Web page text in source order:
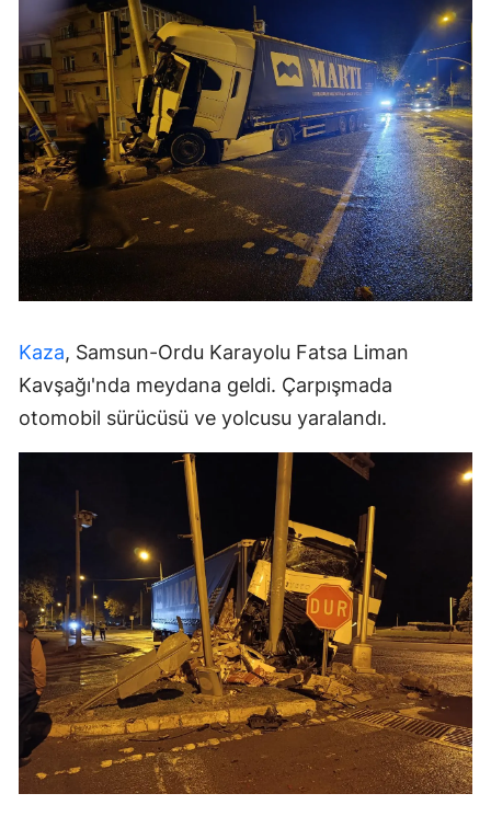
Kaza, Samsun-Ordu Karayolu Fatsa Liman
Kavşağı'nda meydana geldi. Çarpışmada
otomobil sürücüsü ve yolcusu yaralandı.